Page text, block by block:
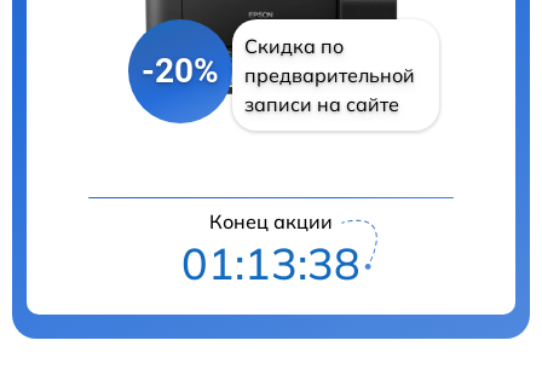
-20%
Скидка по
предварительной
записи на сайте
Конец акции
01:13:37